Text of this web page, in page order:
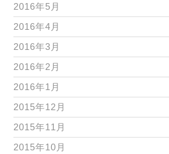
2016年5月
2016年4月
2016年3月
2016年2月
2016年1月
2015年12月
2015年11月
2015年10月